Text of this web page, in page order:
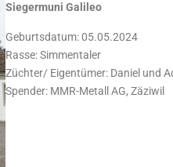
Siegermuni Galileo
Geburtsdatum: 05.05.2024
Rasse: Simmentaler
Züchter/ Eigentümer: Daniel und
Spender: MMR-Metall AG, Zäziwil